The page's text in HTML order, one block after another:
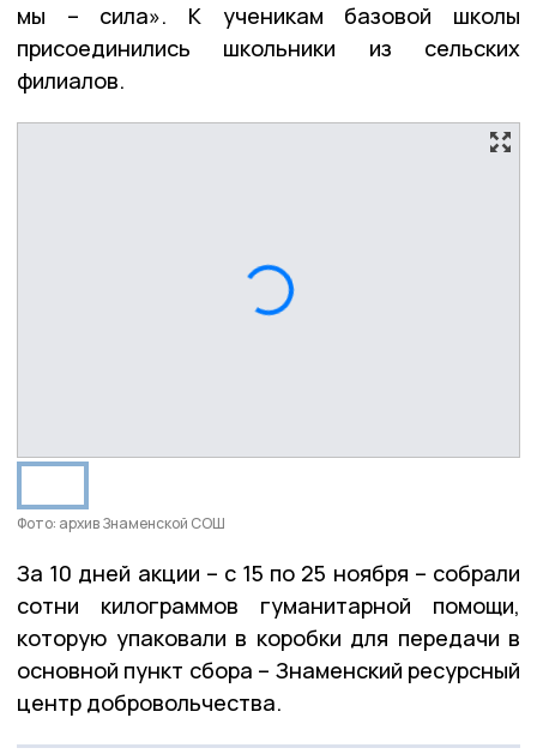
мы – сила». К ученикам базовой школы
присоединились школьники из сельских
филиалов.
Фото: архив Знаменской СОШ
За 10 дней акции – с 15 по 25 ноября – собрали
сотни килограммов гуманитарной помощи,
которую упаковали в коробки для передачи в
основной пункт сбора – Знаменский ресурсный
центр добровольчества.